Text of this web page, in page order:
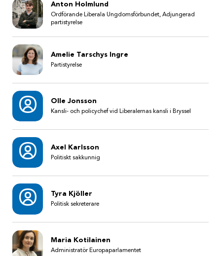
Anton Holmlund
Ordförande Liberala Ungdomsförbundet, Adjungerad
partistyrelse
Amelie Tarschys Ingre
Partistyrelse
Olle Jonsson
Kansli- och policychef vid Liberalernas kansli i Bryssel
Axel Karlsson
Politiskt sakkunnig
Tyra Kjöller
Politisk sekreterare
Maria Kotilainen
Administratör Europaparlamentet